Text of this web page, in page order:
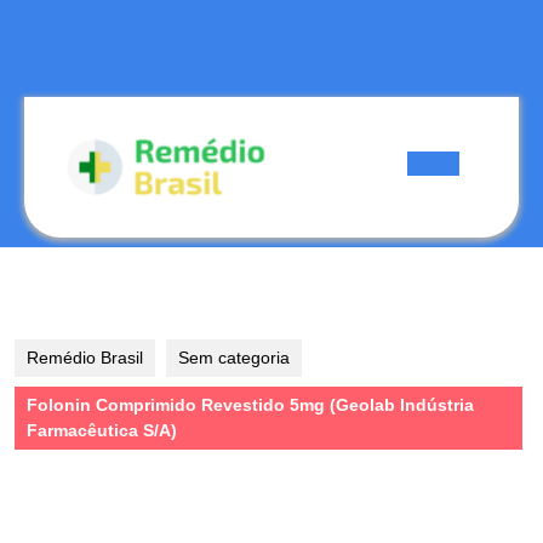
Remédio Brasil Sem categoria
Folonin Comprimido Revestido 5mg (Geolab Indústria
Farmacêutica S/A)